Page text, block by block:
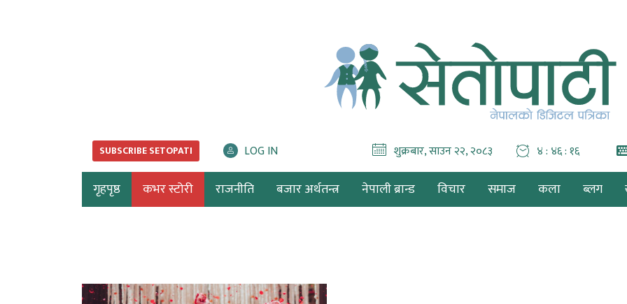
SUBSCRIBE SETOPATI LOG IN शुक्रबार, साउन २२, २०८३ ४ : ४६ : १६
गृहपृष्ठ कभर स्टोरी राजनीति बजार अर्थतन्त्र नेपाली ब्रान्ड विचार समाज कला ब्लग